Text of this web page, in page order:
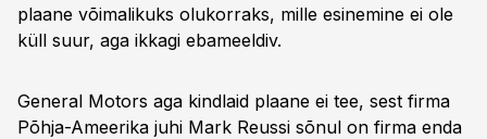
plaane võimalikuks olukorraks, mille esinemine ei ole
küll suur, aga ikkagi ebameeldiv.
General Motors aga kindlaid plaane ei tee, sest firma
Põhja-Ameerika juhi Mark Reussi sõnul on firma enda